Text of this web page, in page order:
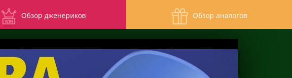
Обзор дженериков Обзор аналогов